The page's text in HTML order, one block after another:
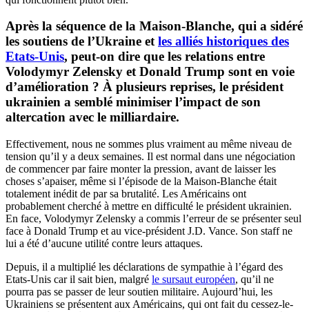
Après la séquence de la Maison-Blanche, qui a sidéré
les soutiens de l’Ukraine etles alliés historiques des
Etats-Unis, peut-on dire que les relations entre
Volodymyr Zelensky et Donald Trump sont en voie
d’amélioration ? À plusieurs reprises, le président
ukrainien a semblé minimiser l’impact de son
altercation avec le milliardaire.
Effectivement, nous ne sommes plus vraiment au même niveau de
tension qu’il y a deux semaines. Il est normal dans une négociation
de commencer par faire monter la pression, avant de laisser les
choses s’apaiser, même si l’épisode de la Maison-Blanche était
totalement inédit de par sa brutalité. Les Américains ont
probablement cherché à mettre en difficulté le président ukrainien.
En face, Volodymyr Zelensky a commis l’erreur de se présenter seul
face à Donald Trump et au vice-président J.D. Vance. Son staff ne
lui a été d’aucune utilité contre leurs attaques.
Depuis, il a multiplié les déclarations de sympathie à l’égard des
Etats-Unis car il sait bien, malgré le sursaut européen, qu’il ne
pourra pas se passer de leur soutien militaire. Aujourd’hui, les
Ukrainiens se présentent aux Américains, qui ont fait du cessez-le-